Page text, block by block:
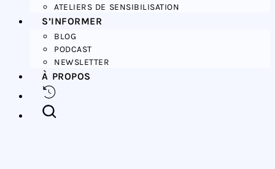
ATELIERS DE SENSIBILISATION
S’INFORMER
BLOG
PODCAST
NEWSLETTER
À PROPOS